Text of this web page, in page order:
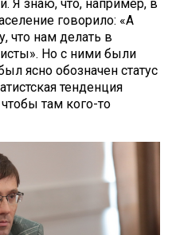
Я знаю, что, например, в
говорило: «А
что нам делать в
Но с ними были
ясно обозначен статус
тенденция
там кого-то